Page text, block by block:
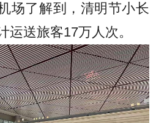
场了解到，清明节小长
运送旅客17万人次。